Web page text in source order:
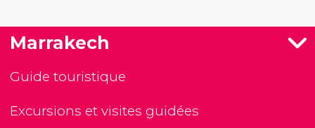
Marrakech
Guide touristique
Excursions et visites guidées